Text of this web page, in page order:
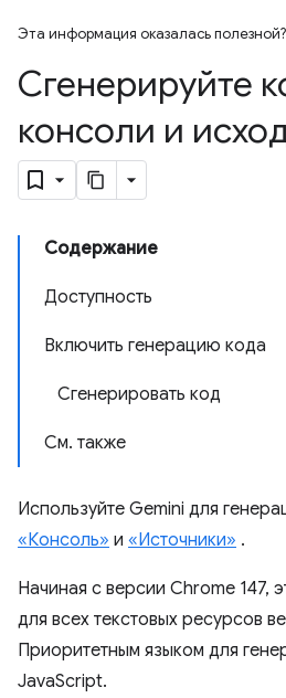
Эта информация оказалась полезной?
Сгенерируйте
консоли и
Содержание
Доступность
Включить генерацию кода
Сгенерировать код
См. также
Используйте Gemini для
«Консоль» и «Источники» .
Начиная с версии Chrome 147,
для всех текстовых ресурсов
Приоритетным языком для
JavaScript.